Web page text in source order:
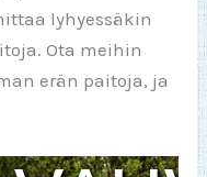
lyhyessäkin
Ota meihin
erän paitoja, ja